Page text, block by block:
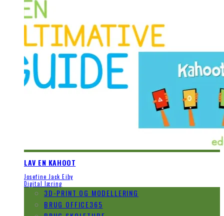
LAV EN KAHOOT
Josefine Jack Eiby
Digital læring
3D-PRINT OG MODELLERING
BRUG OFFICE365